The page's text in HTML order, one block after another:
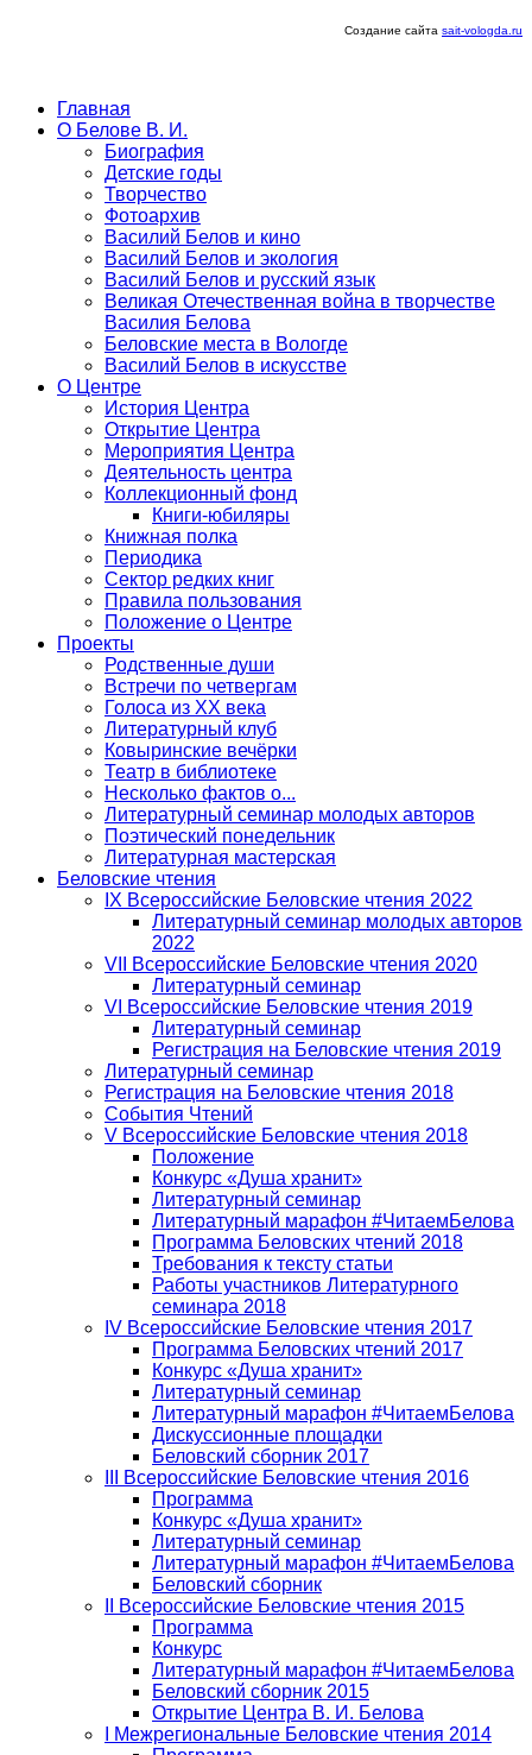
Создание сайта sait-vologda.ru
Главная
О Белове В. И.
Биография
Детские годы
Творчество
Фотоархив
Василий Белов и кино
Василий Белов и экология
Василий Белов и русский язык
Великая Отечественная война в творчестве
Василия Белова
Беловские места в Вологде
Василий Белов в искусстве
О Центре
История Центра
Открытие Центра
Мероприятия Центра
Деятельность центра
Коллекционный фонд
Книги-юбиляры
Книжная полка
Периодика
Сектор редких книг
Правила пользования
Положение о Центре
Проекты
Родственные души
Встречи по четвергам
Голоса из ХХ века
Литературный клуб
Ковыринские вечёрки
Театр в библиотеке
Несколько фактов о...
Литературный семинар молодых авторов
Поэтический понедельник
Литературная мастерская
Беловские чтения
IX Всероссийские Беловские чтения 2022
Литературный семинар молодых авторов
2022
VII Всероссийские Беловские чтения 2020
Литературный семинар
VI Всероссийские Беловские чтения 2019
Литературный семинар
Регистрация на Беловские чтения 2019
Литературный семинар
Регистрация на Беловские чтения 2018
События Чтений
V Всероссийские Беловские чтения 2018
Положение
Конкурс «Душа хранит»
Литературный семинар
Литературный марафон #ЧитаемБелова
Программа Беловских чтений 2018
Требования к тексту статьи
Работы участников Литературного
семинара 2018
IV Всероссийские Беловские чтения 2017
Программа Беловских чтений 2017
Конкурс «Душа хранит»
Литературный семинар
Литературный марафон #ЧитаемБелова
Дискуссионные площадки
Беловский сборник 2017
III Всероссийские Беловские чтения 2016
Программа
Конкурс «Душа хранит»
Литературный семинар
Литературный марафон #ЧитаемБелова
Беловский сборник
II Всероссийские Беловские чтения 2015
Программа
Конкурс
Литературный марафон #ЧитаемБелова
Беловский сборник 2015
Открытие Центра В. И. Белова
I Межрегиональные Беловские чтения 2014